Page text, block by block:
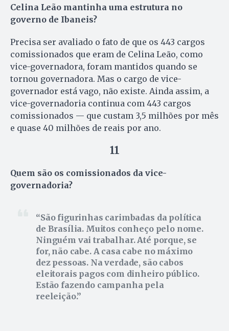
Celina Leão mantinha uma estrutura no
governo de Ibaneis?
Precisa ser avaliado o fato de que os 443 cargos
comissionados que eram de Celina Leão, como
vice-governadora, foram mantidos quando se
tornou governadora. Mas o cargo de vice-
governador está vago, não existe. Ainda assim, a
vice-governadoria continua com 443 cargos
comissionados — que custam 3,5 milhões por mês
e quase 40 milhões de reais por ano.
11
Quem são os comissionados da vice-
governadoria?
São figurinhas carimbadas da política
de Brasília. Muitos conheço pelo nome.
Ninguém vai trabalhar. Até porque, se
for, não cabe. A casa cabe no máximo
dez pessoas. Na verdade, são cabos
eleitorais pagos com dinheiro público.
Estão fazendo campanha pela
reeleição.